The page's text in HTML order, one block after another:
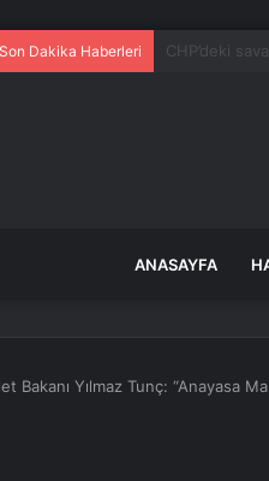
Son Dakika Haberleri Özgür
ANASAYFA
Bakanı Yılmaz Tunç: “Anayasa